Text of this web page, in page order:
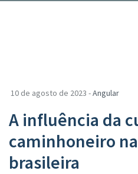
10 de agosto de 2023 -Angular
A influência da
caminhoneiro
brasileira